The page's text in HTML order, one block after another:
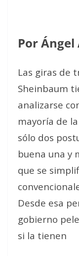
Por
Las giras de
Sheinbaum
analizarse
mayoría de
sólo dos
buena una y
que se
Desde esa
gobierno
si la tienen